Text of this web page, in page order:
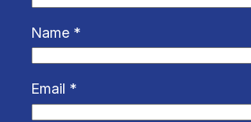
Name *
Email *